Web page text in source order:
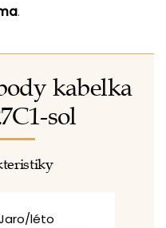
.
kabelka
sol
léto